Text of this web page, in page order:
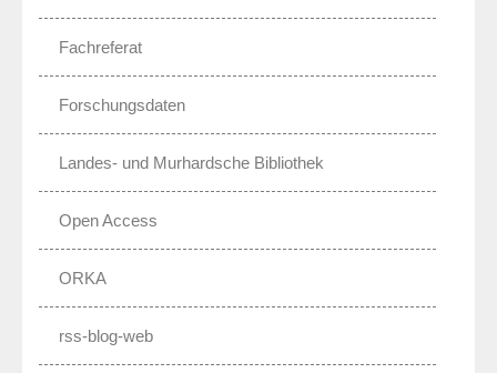
Fachreferat
Forschungsdaten
Landes- und Murhardsche Bibliothek
Open Access
ORKA
rss-blog-web